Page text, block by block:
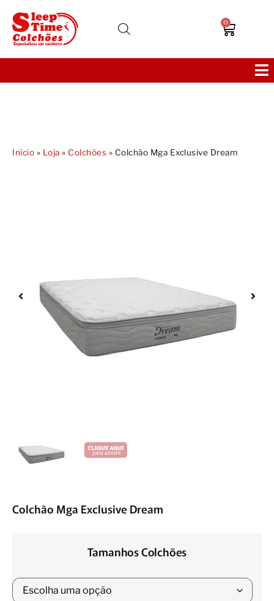
0
Acessórios
Início » Loja » Colchões » Colchão Mga Exclusive Dream
Colchão Mga Exclusive Dream
Tamanhos Colchões